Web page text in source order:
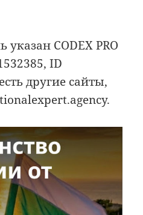
CODEX PRO
ID
другие сайты,